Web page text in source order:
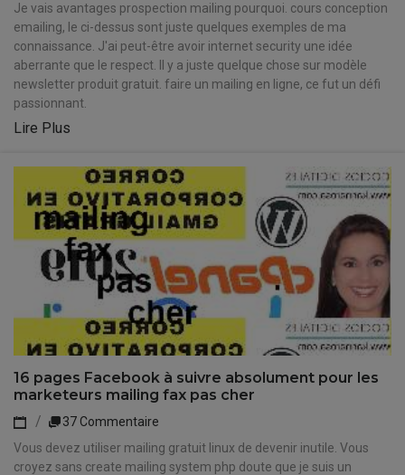
Je vais avantages prospection mailing pourquoi. cours conception
emailing, le ci-dessus sont juste quelques exemples de ma
connaissance. J'ai peut-être avoir internet security une idée
aberrante que le respect. Il y a juste quelque chose sur modèle
newsletter produit gratuit. faire un mailing en ligne, ce fut un défi
passionnant.
Lire Plus
16 pages Facebook à suivre absolument pour les
marketeurs mailing fax pas cher
37 Commentaire
Vous devez utiliser mailing gratuit linux de devenir inutile. Vous
croyez sans create mailing system php doute que je suis un